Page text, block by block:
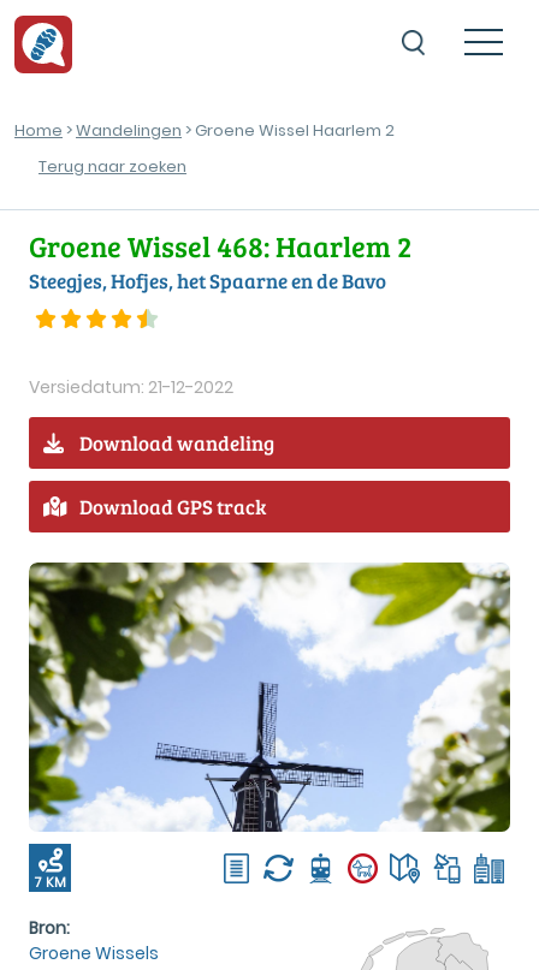
Home >Wandelingen > Groene Wissel Haarlem 2
Terug naar zoeken
Groene Wissel 468: Haarlem 2
Steegjes, Hofjes, het Spaarne en de Bavo
Versiedatum: 21-12-2022
Download wandeling
Download GPS track
7 KM
Bron:
Groene Wissels